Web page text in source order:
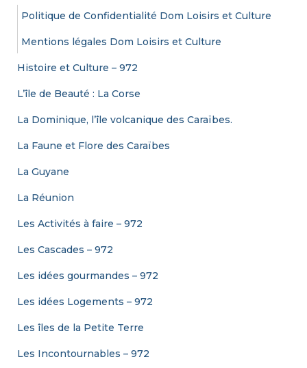
Politique de Confidentialité Dom Loisirs et Culture
Mentions légales Dom Loisirs et Culture
Histoire et Culture – 972
L’île de Beauté : La Corse
La Dominique, l’île volcanique des Caraïbes.
La Faune et Flore des Caraïbes
La Guyane
La Réunion
Les Activités à faire – 972
Les Cascades – 972
Les idées gourmandes – 972
Les idées Logements – 972
Les îles de la Petite Terre
Les Incontournables – 972